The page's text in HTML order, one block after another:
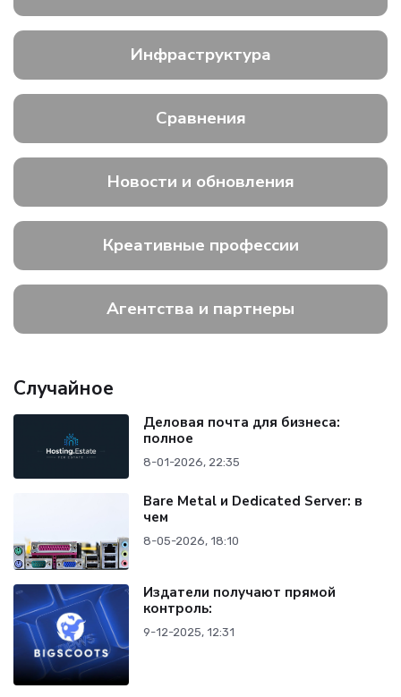
Инфраструктура
Сравнения
Новости и обновления
Креативные профессии
Агентства и партнеры
Случайное
Деловая почта для бизнеса:
полное
8-01-2026, 22:35
Bare Metal и Dedicated Server: в
чем
8-05-2026, 18:10
Издатели получают прямой
контроль:
9-12-2025, 12:31